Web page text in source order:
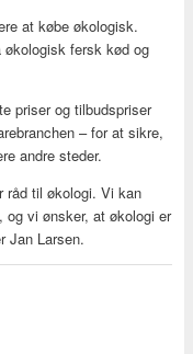
at købe økologisk.
fersk kød og
priser og tilbudspriser
– for at sikre,
andre steder.
råd til økologi. Vi kan
vi ønsker, at økologi er
Jan Larsen.